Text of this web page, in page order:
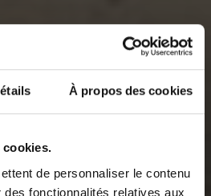
À propos des cookies
cookies.
de personnaliser le contenu
fonctionnalités relatives aux
AUX PLAGES DU